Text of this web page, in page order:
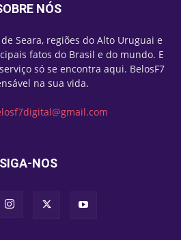
NÓS
Seara, regiões do Alto Uruguai e
fatos do Brasil e do mundo. E
só se encontra aqui. BelosF7
na sua vida.
SIGA-NOS